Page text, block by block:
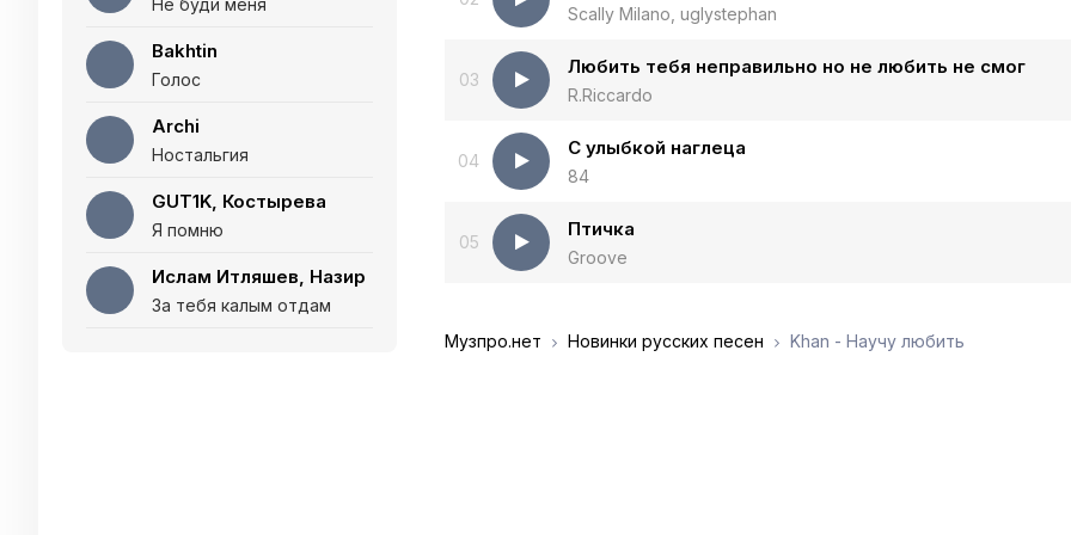
Не буди меня
Bakhtin
Голос
Archi
Ностальгия
GUT1K, Костырева
Я помню
Ислам Итляшев, Назир
За тебя калым отдам
Scally Milano, uglystephan
03
Любить тебя неправильно но не любить не смог
R.Riccardo
04
С улыбкой наглеца
84
05
Птичка
Groove
Музпро.нет Новинки русских песен Khan - Научу любить